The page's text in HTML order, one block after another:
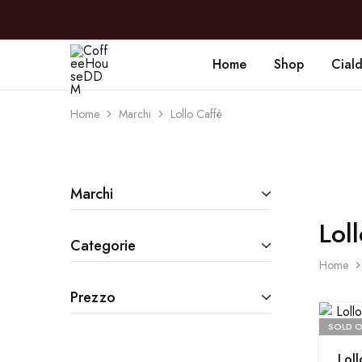
CoffeeHouseDDM
Caffè
a
Marano
Home Shop
Home Marchi Lollo Caffè
Home
SOLD
Marchi
Categorie
Prezzo